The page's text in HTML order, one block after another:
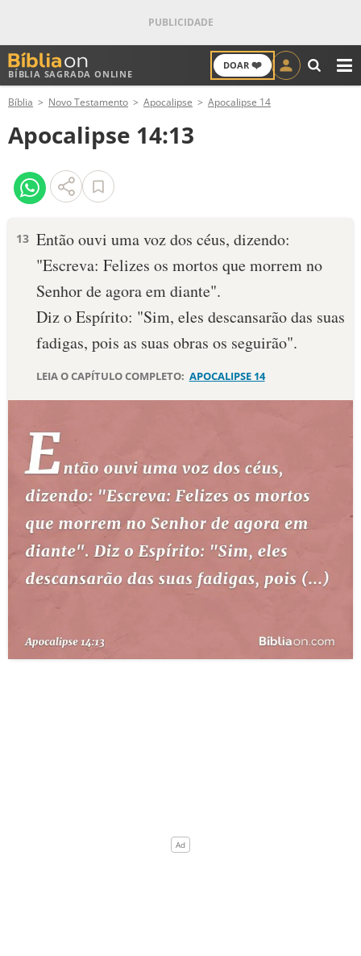
BÍBLIA SAGRADA ONLINE
DOAR ❤️
ANTIGO TESTAMENTO
NOVO TESTAMENTO
VERSÍCULOS
PALAVRA DO DIA
SALMO DO DIA
DEVOCIONAL DIÁRIO
ESTUDOS BÍBLICOS
ESBOÇOS DE PREGAÇÃO
PERGUNTE À BÍBLIA IA
QUEM SOMOS
Bíblia Novo Testamento Apocalipse Apocalipse 14
Apocalipse 14:13
13 Então ouvi uma voz dos céus, dizendo:
"Escreva: Felizes os mortos que morrem no
Senhor de agora em diante".
Diz o Espírito: "Sim, eles descansarão das suas
fadigas, pois as suas obras os seguirão".
LEIA O CAPÍTULO COMPLETO: APOCALIPSE 14